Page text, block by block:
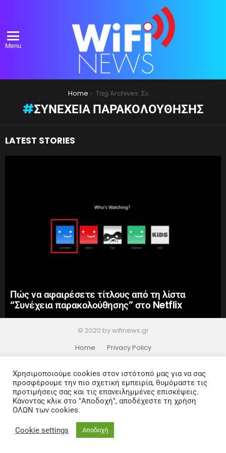
Menu
Home Tag Archives: Συνέχεια παρακολούθησης
ΣΥΝΈΧΕΙΑ ΠΑΡΑΚΟΛΟΎΘΗΣΗΣ
LATEST STORIES
Πώς να αφαιρέσετε τίτλους από τη λίστα
“Συνέχεια παρακολούθησης” στο Netflix
© 2020 by wifinews.gr
Home
Privacy Policy
Χρησιμοποιούμε cookies στον ιστότοπό μας για να σας
προσφέρουμε την πιο σχετική εμπειρία, θυμόμαστε τις
προτιμήσεις σας και τις επανειλημμένες επισκέψεις.
Κάνοντας κλικ στο "Αποδοχή", αποδέχεστε τη χρήση
ΟΛΩΝ των cookies.
Cookie settings Αποδοχή